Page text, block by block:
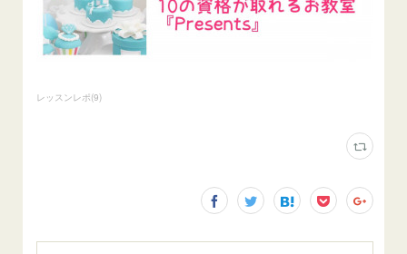
レッスンレポ(9)